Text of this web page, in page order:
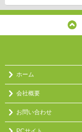
ホーム
会社概要
お問い合わせ